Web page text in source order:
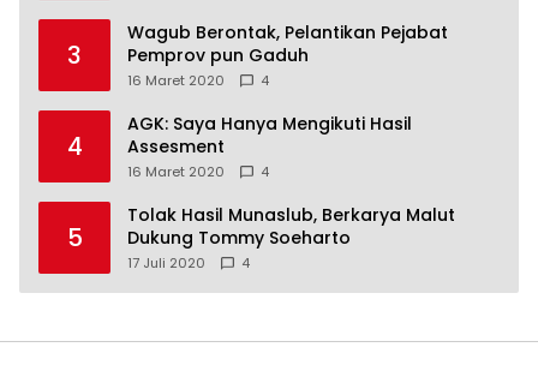
3
Wagub Berontak, Pelantikan Pejabat
Pemprov pun Gaduh
16 Maret 2020 4
4
AGK: Saya Hanya Mengikuti Hasil
Assesment
16 Maret 2020 4
5
Tolak Hasil Munaslub, Berkarya Malut
Dukung Tommy Soeharto
17 Juli 2020 4